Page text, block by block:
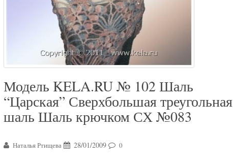
Модель KELA.RU № 102 Шаль
“Царская” Сверхбольшая треугольная
шаль Шаль крючком СХ №083
Наталья Ртищева 28/01/2009 0